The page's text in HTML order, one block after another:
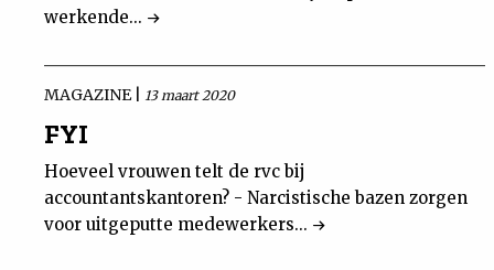
werkende...
MAGAZINE | 13 maart 2020
FYI
Hoeveel vrouwen telt de rvc bij
accountantskantoren? - Narcistische bazen zorgen
voor uitgeputte medewerkers...